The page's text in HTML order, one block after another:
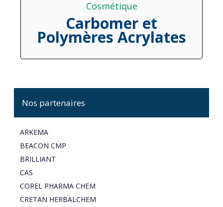
Nos partenaires
ARKEMA
BEACON CMP
BRILLIANT
CAS
COREL PHARMA CHEM
CRETAN HERBALCHEM
Cosmétique
Carbomer et
Polymères Acrylates